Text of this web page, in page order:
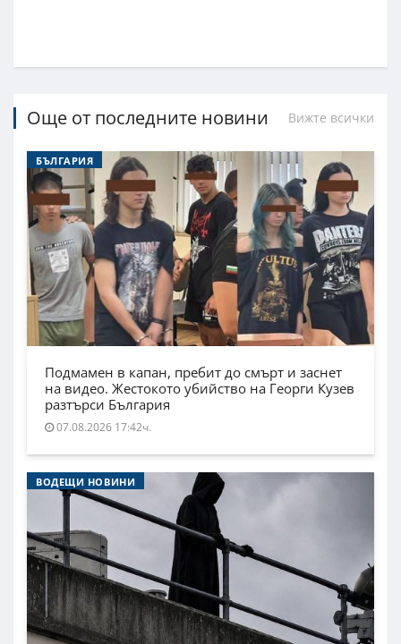
Още от последните новини Вижте всички
БЪЛГАРИЯ
Подмамен в капан, пребит до смърт и заснет
на видео. Жестокото убийство на Георги Кузев
разтърси България
07.08.2026 17:42ч.
ВОДЕЩИ НОВИНИ